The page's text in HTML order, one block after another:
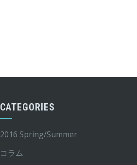
CATEGORIES
2016 Spring/Summer
コラム